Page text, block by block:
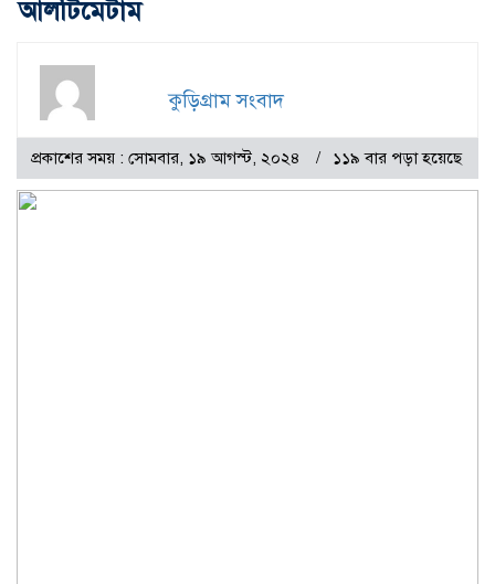
আলটিমেটাম
কুড়িগ্রাম সংবাদ
প্রকাশের সময় : সোমবার, ১৯ আগস্ট, ২০২৪ ১১৯ বার পড়া হয়েছে